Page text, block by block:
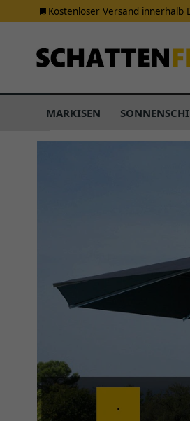
Kostenloser Versand innerhalb
MARKISEN